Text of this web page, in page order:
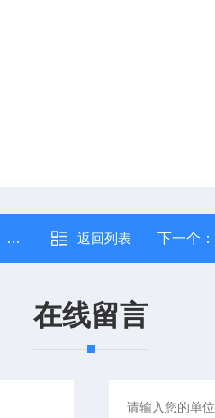
返回列表 下一个：
在线留言